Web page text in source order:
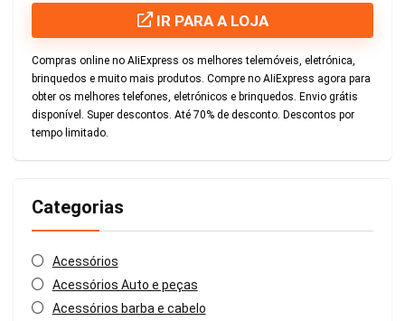
IR PARA A LOJA
Compras online no AΙiExpress os melhores telemóveis, eletrónica,
brinquedos e muito mais produtos. Compre no AΙiExpress agora para
obter os melhores telefones, eletrónicos e brinquedos. Envio grátis
disponível. Super descontos. Até 70% de desconto. Descontos por
tempo limitado.
Categorias
Acessórios
Acessórios Auto e peças
Acessórios barba e cabelo